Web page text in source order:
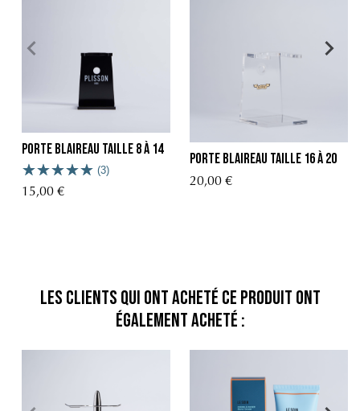
Porte blaireau Taille 8 à 14
(3)
15,00 €
Porte blaireau Taille 16 à 20
20,00 €
Les clients qui ont acheté ce produit ont
également acheté :